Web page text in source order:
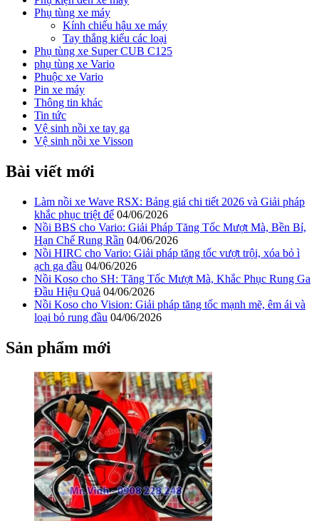
Phụ tùng xe máy
Kính chiếu hậu xe máy
Tay thắng kiểu các loại
Phụ tùng xe Super CUB C125
phụ tùng xe Vario
Phuộc xe Vario
Pin xe máy
Thông tin khác
Tin tức
Vệ sinh nồi xe tay ga
Vệ sinh nồi xe Visson
Bài viết mới
Làm nồi xe Wave RSX: Bảng giá chi tiết 2026 và Giải pháp
khắc phục triệt để 04/06/2026
Nồi BBS cho Vario: Giải Pháp Tăng Tốc Mượt Mà, Bền Bỉ,
Hạn Chế Rung Rần 04/06/2026
Nồi HIRC cho Vario: Giải pháp tăng tốc vượt trội, xóa bỏ ì
ạch ga đầu 04/06/2026
Nồi Koso cho SH: Tăng Tốc Mượt Mà, Khắc Phục Rung Ga
Đầu Hiệu Quả 04/06/2026
Nồi Koso cho Vision: Giải pháp tăng tốc mạnh mẽ, êm ái và
loại bỏ rung đầu 04/06/2026
Sản phẩm mới